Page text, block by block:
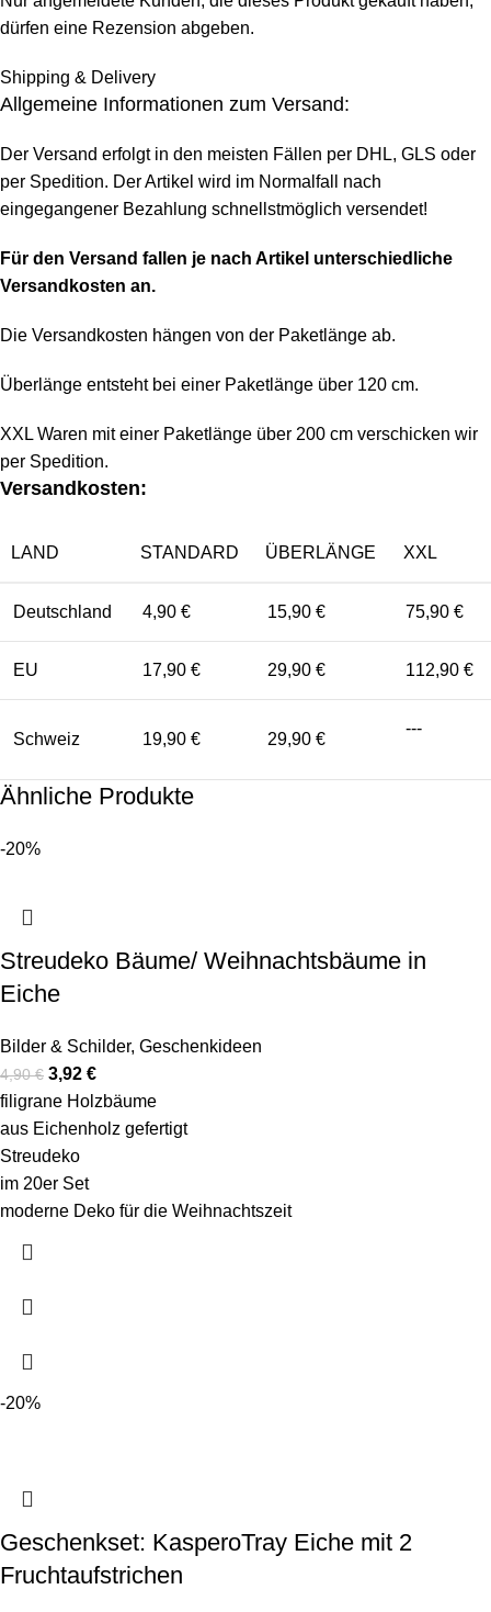
dürfen eine Rezension abgeben.
Shipping & Delivery
Allgemeine Informationen zum Versand:
Der Versand erfolgt in den meisten Fällen per DHL, GLS oder
per Spedition. Der Artikel wird im Normalfall nach
eingegangener Bezahlung schnellstmöglich versendet!
Für den Versand fallen je nach Artikel unterschiedliche
Versandkosten an.
Die Versandkosten hängen von der Paketlänge ab.
Überlänge entsteht bei einer Paketlänge über 120 cm.
XXL Waren mit einer Paketlänge über 200 cm verschicken wir
per Spedition.
Versandkosten:
LAND STANDARD ÜBERLÄNGE XXL
Deutschland 4,90 € 15,90 € 75,90 €
EU 17,90 € 29,90 € 112,90 €
Schweiz 19,90 € 29,90 €
---
Ähnliche Produkte
-20%
Streudeko Bäume/ Weihnachtsbäume in
Eiche
Bilder & Schilder, Geschenkideen
4,90€ 3,92 €
filigrane Holzbäume
aus Eichenholz gefertigt
Streudeko
im 20er Set
moderne Deko für die Weihnachtszeit
-20%
Geschenkset: KasperoTray Eiche mit 2
Fruchtaufstrichen